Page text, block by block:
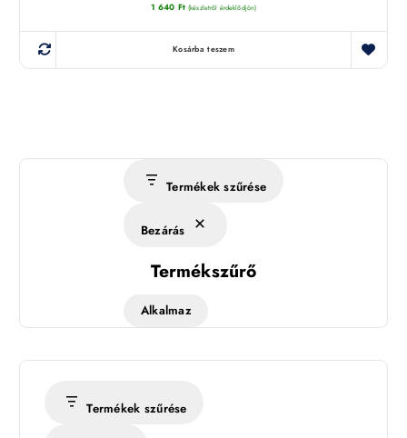
1 640 Ft (készletről érdeklődjön)
Kosárba teszem
Termékek szűrése
Bezárás
Termékszűrő
Alkalmaz
Termékek szűrése